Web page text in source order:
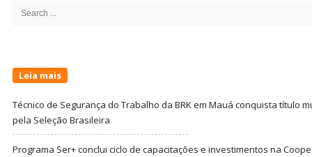
Search
Leia mais
Técnico de Segurança do Trabalho da BRK em Mauá conquista título
pela Seleção Brasileira
Programa Ser+ conclui ciclo de capacitações e investimentos na